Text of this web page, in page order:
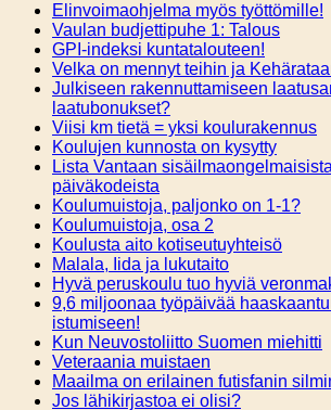
Elinvoimaohjelma myös työttömille!
Vaulan budjettipuhe 1: Talous
GPI-indeksi kuntatalouteen!
Velka on mennyt teihin ja
Julkiseen rakennuttamiseen
laatubonukset?
Viisi km tietä = yksi koulurakennus
Koulujen kunnosta on kysytty
Lista Vantaan
päiväkodeista
Koulumuistoja, paljonko on 1-1?
Koulumuistoja, osa 2
Koulusta aito kotiseutuyhteisö
Malala, Iida ja lukutaito
Hyvä peruskoulu tuo hyviä
9,6 miljoonaa työpäivää
istumiseen!
Kun Neuvostoliitto Suomen miehitti
Veteraania muistaen
Maailma on erilainen futisfanin
Jos lähikirjastoa ei olisi?